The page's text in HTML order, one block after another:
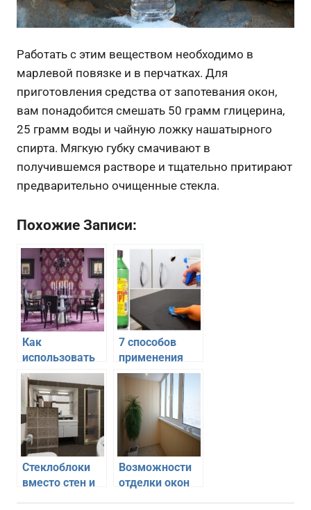
Работать с этим веществом необходимо в
марлевой повязке и в перчатках. Для
приготовления средства от запотевания окон,
вам понадобится смешать 50 грамм глицерина,
25 грамм воды и чайную ложку нашатырного
спирта. Мягкую губку смачивают в
получившемся растворе и тщательно притирают
предварительно очищенные стекла.
Похожие Записи:
Как
использовать
шторы для
декорирования
стен без окон
7 способов
применения
нашатыря в
домашних
условиях
Стеклоблоки
вместо стен и
Возможности
отделки окон